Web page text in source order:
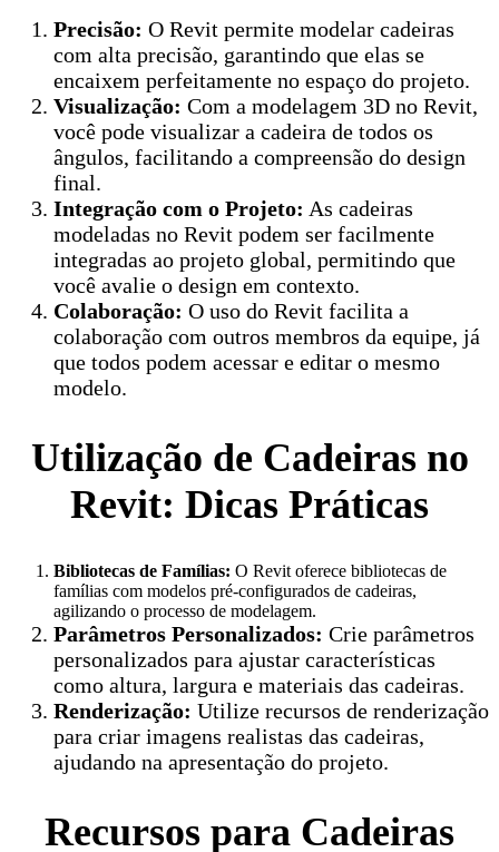
Precisão: O Revit permite modelar cadeiras
com alta precisão, garantindo que elas se
encaixem perfeitamente no espaço do projeto.
Visualização: Com a modelagem 3D no Revit,
você pode visualizar a cadeira de todos os
ângulos, facilitando a compreensão do design
final.
Integração com o Projeto: As cadeiras
modeladas no Revit podem ser facilmente
integradas ao projeto global, permitindo que
você avalie o design em contexto.
Colaboração: O uso do Revit facilita a
colaboração com outros membros da equipe, já
que todos podem acessar e editar o mesmo
modelo.
Utilização de Cadeiras no
Revit: Dicas Práticas
Bibliotecas de Famílias: O Revit oferece bibliotecas de
famílias com modelos pré-configurados de cadeiras,
agilizando o processo de modelagem.
Parâmetros Personalizados: Crie parâmetros
personalizados para ajustar características
como altura, largura e materiais das cadeiras.
Renderização: Utilize recursos de renderização
para criar imagens realistas das cadeiras,
ajudando na apresentação do projeto.
Recursos para Cadeiras